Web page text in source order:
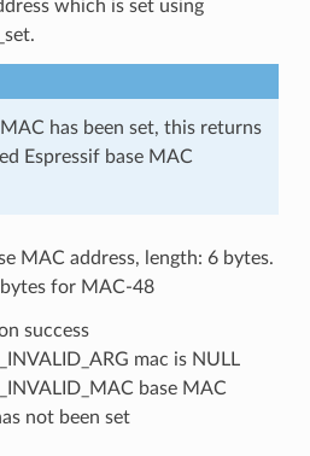
which is set using
has been set, this returns
Espressif base MAC
MAC address, length: 6 bytes.
bytes for MAC-48
success
mac is NULL
base MAC
not been set